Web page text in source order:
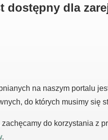
dostępny dla
na naszym portalu
do których musimy się
do korzystania z
.